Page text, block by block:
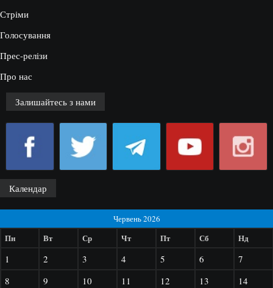
Стріми
Голосування
Прес-релізи
Про нас
Залишайтесь з нами
Календар
Червень 2026
Пн Вт Ср Чт Пт Сб Нд
1 2 3 4 5 6
7
8
9 10 11 12 13
14